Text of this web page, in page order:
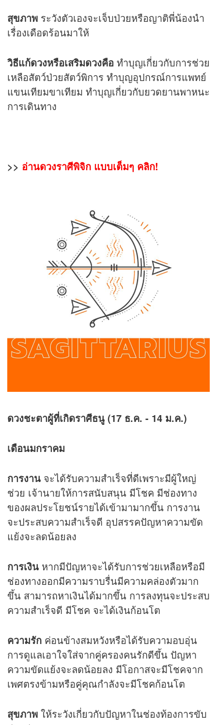
สุขภาพ ระวังตัวเองจะเจ็บป่วยหรือญาติพี่น้องนำ
เรื่องเดือดร้อนมาให้
วิธีแก้ดวงหรือเสริมดวงคือ ทำบุญเกี่ยวกับการช่วย
เหลือสัตว์ป่วยสัตว์พิการ ทำบุญอุปกรณ์การแพทย์
แขนเทียมขาเทียม ทำบุญเกี่ยวกับยวดยานพาหนะ
การเดินทาง
>> อ่านดวงราศีพิจิก แบบเต็มๆ คลิก!
ดวงชะตาผู้ที่เกิดราศีธนู (17 ธ.ค. - 14 ม.ค.)
เดือนมกราคม
การงาน จะได้รับความสำเร็จที่ดีเพราะมีผู้ใหญ่
ช่วย เจ้านายให้การสนับสนุน มีโชค มีช่องทาง
ของผลประโยชน์รายได้เข้ามามากขึ้น การงาน
จะประสบความสำเร็จดี อุปสรรคปัญหาความขัด
แย้งจะลดน้อยลง
การเงิน หากมีปัญหาจะได้รับการช่วยเหลือหรือมี
ช่องทางออกมีความราบรื่นมีความคล่องตัวมาก
ขึ้น สามารถหาเงินได้มากขึ้น การลงทุนจะประสบ
ความสำเร็จดี มีโชค จะได้เงินก้อนโต
ความรัก ค่อนข้างสมหวังหรือได้รับความอบอุ่น
การดูแลเอาใจใส่จากคู่ครองคนรักดีขึ้น ปัญหา
ความขัดแย้งจะลดน้อยลง มีโอกาสจะมีโชคจาก
เพศตรงข้ามหรือคู่คุณกำลังจะมีโชคก้อนโต
สุขภาพ ให้ระวังเกี่ยวกับปัญหาในช่องท้องการขับ